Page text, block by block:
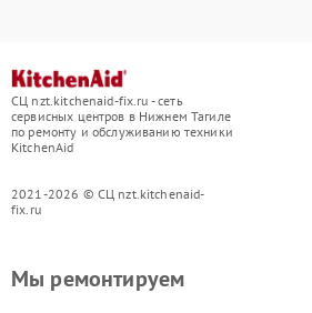
СЦ nzt.kitchenaid-fix.ru - сеть
сервисных центров в Нижнем Тагиле
по ремонту и обслуживанию техники
KitchenAid
2021-2026 © СЦ nzt.kitchenaid-
fix.ru
Мы ремонтируем